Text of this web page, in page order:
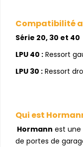
Compatibilité
Série 20, 30 et 40
LPU 40 : Ressort
LPU 30 : Ressort
Qui est
Hormann est une
de portes de